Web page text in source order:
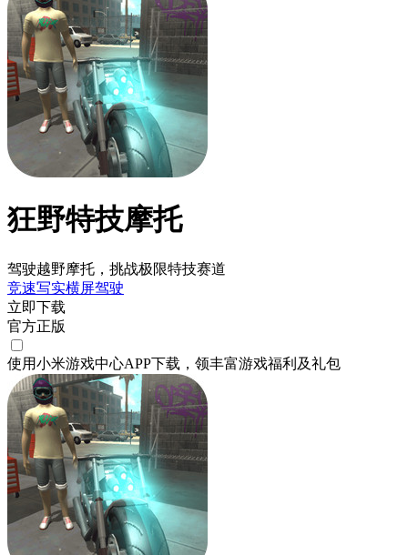
狂野特技摩托
驾驶越野摩托，挑战极限特技赛道
竞速写实横屏驾驶
立即下载
官方正版
使用小米游戏中心APP下载 ，领丰富游戏福利 及礼包